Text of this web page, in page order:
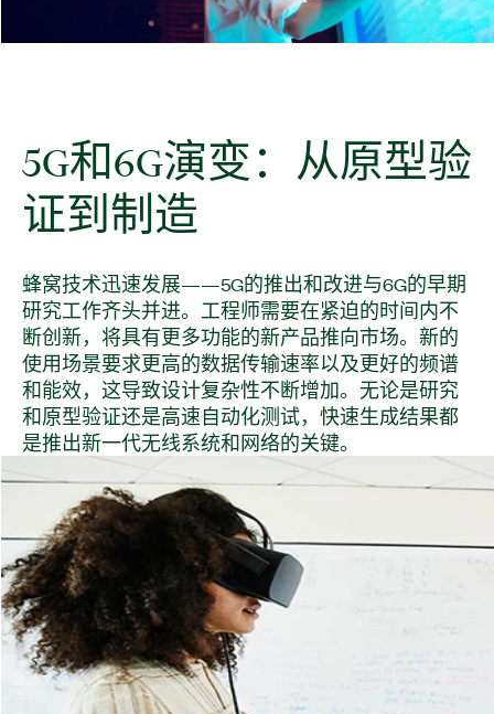
5G和6G演变： 从原型验
证到 制造
蜂窝技术迅速发展——5G的推出和改进与6G的早期
研究工作齐头并进。工程师需要在紧迫的时间内不
断创新，将具有更多功能的新产品推向市场。新的
使用场景要求更高的数据传输速率以及更好的频谱
和能效，这导致设计复杂性不断增加。无论是研究
和原型验证还是高速自动化测试，快速生成结果都
是推出新一代无线系统和网络的关键。